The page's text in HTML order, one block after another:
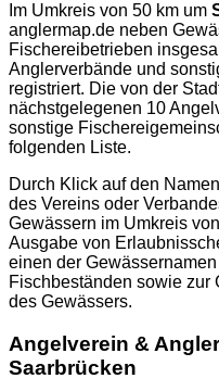
Im Umkreis von 50 km um
anglermap.de neben
Fischereibetrieben
Anglerverbände und
registriert. Die von der
nächstgelegenen 10
sonstige
folgenden Liste.
Durch Klick auf den
des Vereins oder
Gewässern im Umkreis
Ausgabe von
einen der
Fischbeständen sowie zur
des Gewässers.
Angelverein &
Saarbrücken